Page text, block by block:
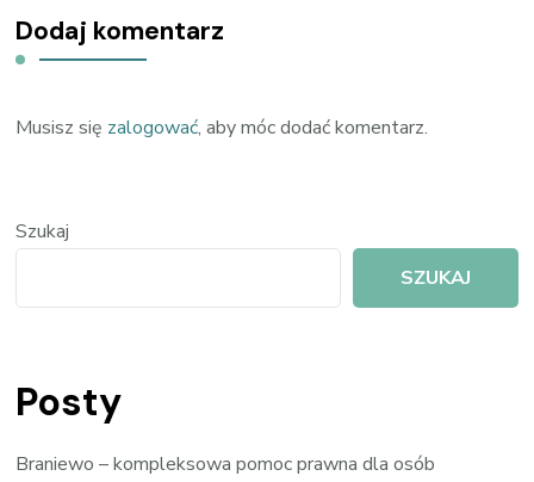
Dodaj komentarz
Musisz się zalogować, aby móc dodać komentarz.
Szukaj
SZUKAJ
Posty
Braniewo – kompleksowa pomoc prawna dla osób